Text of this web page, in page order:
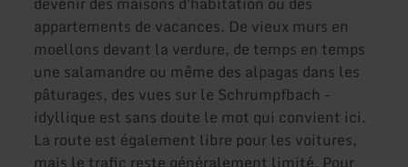
appartements de vacances. De vieux murs en
moellons devant la verdure, de temps en temps
une salamandre ou même des alpagas dans les
pâturages, des vues sur le Schrumpfbach -
idyllique est sans doute le mot qui convient ici.
La route est également libre pour les voitures,
mais le trafic reste généralement limité. Pour